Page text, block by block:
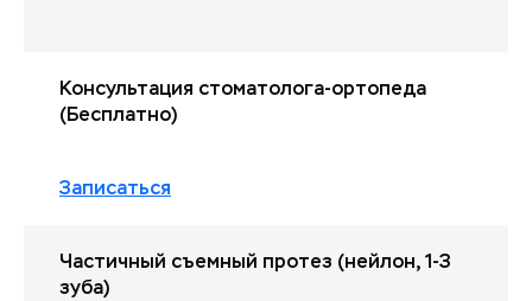
Консультация стоматолога-ортопеда
(Бесплатно)
Записаться
Частичный съемный протез (нейлон, 1-3
зуба)